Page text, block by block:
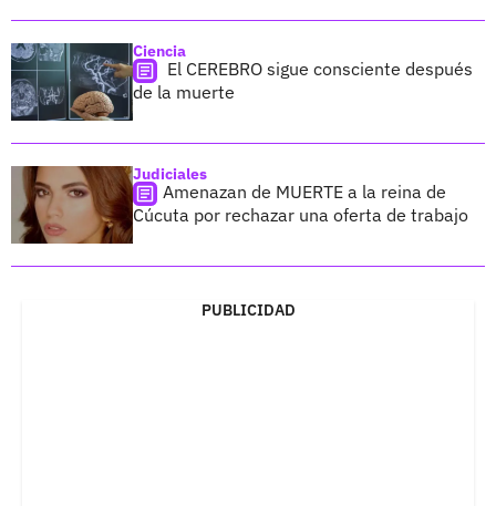
Ciencia
El CEREBRO sigue consciente después
de la muerte
Judiciales
Amenazan de MUERTE a la reina de
Cúcuta por rechazar una oferta de trabajo
PUBLICIDAD